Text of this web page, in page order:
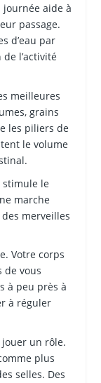
journée aide à
passage.
d’eau par
l’activité
meilleures
grains
les piliers de
le volume
stimule le
marche
merveilles
Votre corps
de vous
à peu près à
à réguler
un rôle.
plus
selles. Des